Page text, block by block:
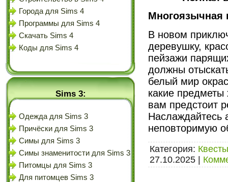
Города для Sims 4
Программы для Sims 4
Скачать Sims 4
Коды для Sims 4
Sims 3:
Одежда для Sims 3
Причёски для Sims 3
Симы для Sims 3
Симы знаменитости для Sims 3
Питомцы для Sims 3
Для питомцев Sims 3
Многоязычная
В новом
деревушку,
пейзажи
должны
белый мир
какие предметы
вам предстоит
Наслаждайтесь
неповторимую
Категория:
27.10.2025 |